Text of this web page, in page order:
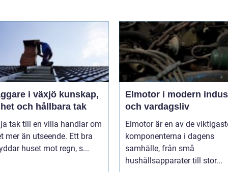
i växjö kunskap,
och hållbara tak
tak till en villa handlar om
mer än utseende. Ett bra
huset mot regn, s...
Elmotor i modern
och vardagsliv
Elmotor är en av de
komponenterna i dagens
samhälle, från små
hushållsapparater till stor...